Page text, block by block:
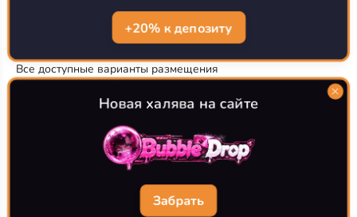
CS-CONFIG.com © 2020-2026 г.
Политика конфиденциальности
РЕКЛАМА НА САЙТЕ
Все доступные варианты размещения
Согласие на обработку данных
О CS-CONFIG.COM
CFG pro CS 2 - именно это мы и размещаем на нашем
проекте, иными словами мы предоставляем пользователям
конфиги про игроков кс2. Также вы сможете
самостоятельно поделиться своими настройками с другими
WebZapusk.ru
+20% к депозиту
Новая халява на сайте
Забрать